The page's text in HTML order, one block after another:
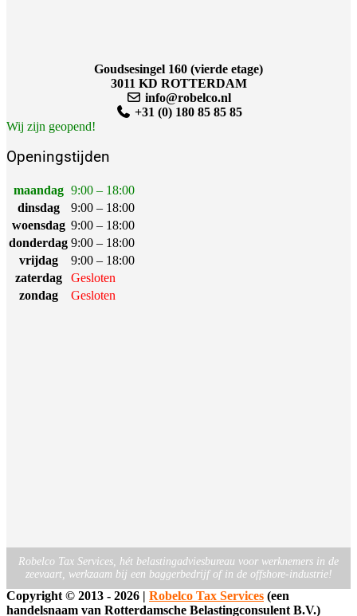
Goudsesingel 160 (vierde etage)
3011 KD ROTTERDAM
info@robelco.nl
+31 (0) 180 85 85 85
Wij zijn geopend!
Openingstijden
maandag 9:00 – 18:00
dinsdag
9:00 – 18:00
woensdag 9:00 – 18:00
donderdag 9:00 – 18:00
vrijdag
9:00 – 18:00
zaterdag
Gesloten
zondag
Gesloten
Robelco Tax Services, hét belastingadviesbureau voor werknemers in de
zeevaart, werkzaam bij een baggerbedrijf of in de offshore-industrie!
Copyright © 2013 - 2026 | Robelco Tax Services (een
handelsnaam van Rotterdamsche Belastingconsulent B.V.)